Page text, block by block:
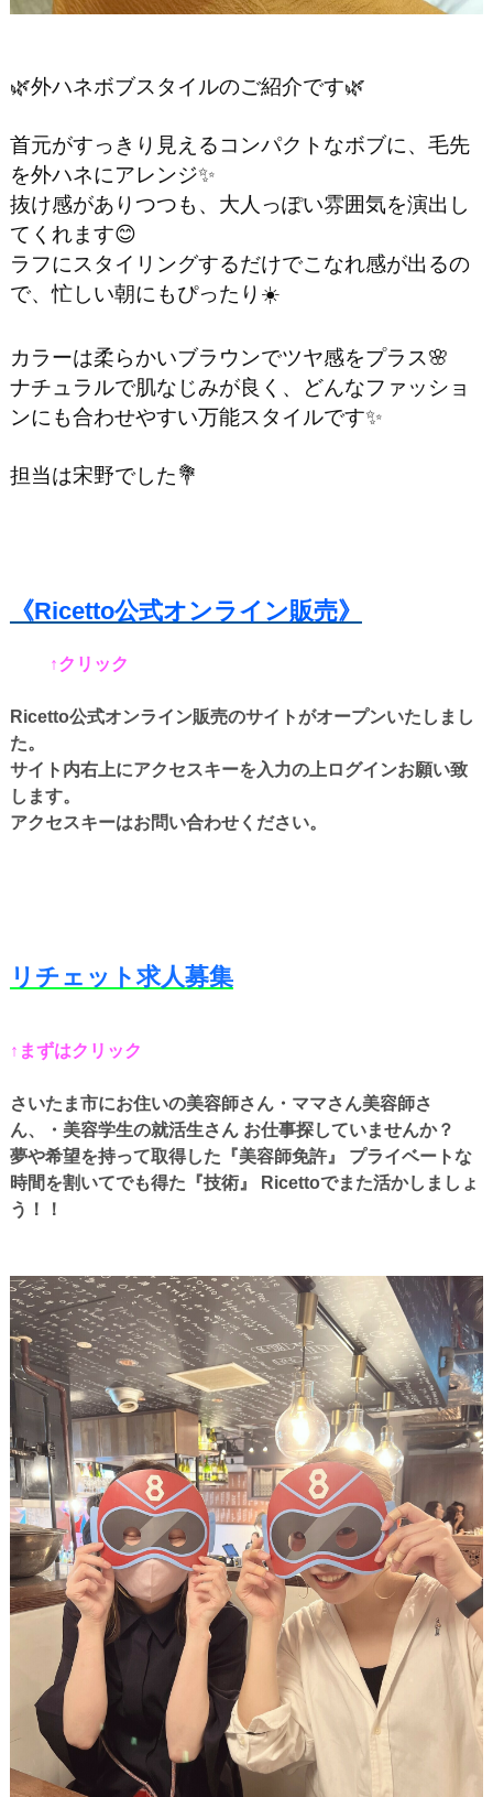
🌿外ハネボブスタイルのご紹介です🌿
首元がすっきり見えるコンパクトなボブに、毛先
を外ハネにアレンジ✨
抜け感がありつつも、大人っぽい雰囲気を演出し
てくれます😊
ラフにスタイリングするだけでこなれ感が出るの
で、忙しい朝にもぴったり☀️
カラーは柔らかいブラウンでツヤ感をプラス🌸
ナチュラルで肌なじみが良く、どんなファッショ
ンにも合わせやすい万能スタイルです✨
担当は宋野でした💐
《Ricetto公式オンライン販売》
↑クリック
Ricetto公式オンライン販売のサイトがオープンいたしまし
た。
サイト内右上にアクセスキーを入力の上ログインお願い致
します。
アクセスキーはお問い合わせください。
リチェット求人募集
↑まずはクリック
さいたま市にお住いの美容師さん・ママさん美容師さ
ん、・美容学生の就活生さん お仕事探していませんか？
夢や希望を持って取得した『美容師免許』 プライベートな
時間を割いてでも得た『技術』 Ricettoでまた活かしましょ
う！！